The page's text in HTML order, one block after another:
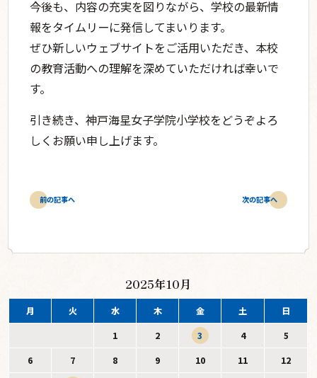
今後も、内容の充実を図りながら、学校の最新情
報をタイムリーに発信してまいります。
ぜひ新しいウェブサイトをご活用いただき、本校
の教育活動への理解を深めていただければ幸いで
す。
引き続き、神戸海星女子学院小学校をどうぞよろ
しくお願い申し上げます。
前の記事へ 次の記事へ
2025年10月
月 火 水 木 金 土 日
1 2 3 4 5
6 7 8 9 10 11 12